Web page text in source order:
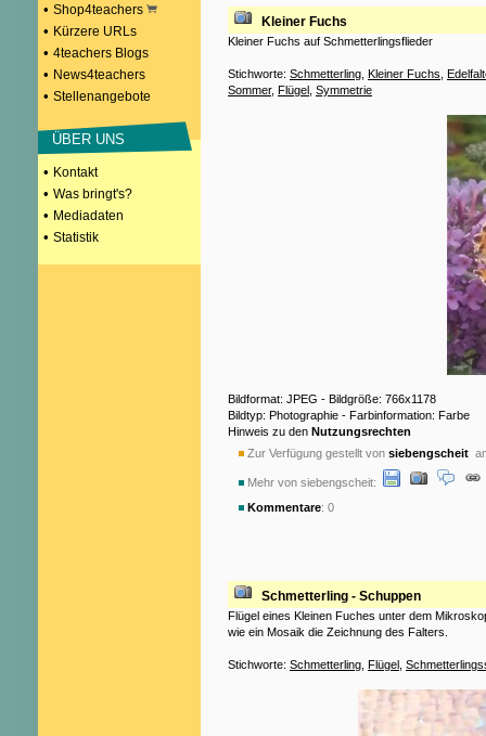
• Shop4teachers
• Kürzere URLs
• 4teachers Blogs
• News4teachers
• Stellenangebote
ÜBER UNS
• Kontakt
• Was bringt's?
• Mediadaten
• Statistik
Kleiner Fuchs
Kleiner Fuchs auf Schmetterlingsflieder
Stichworte: Schmetterling Kleiner Fuchs
Sommer, Flügel Symmetrie
Bildformat: JPEG - Bildgröße: 766x1178
Bildtyp: Photographie - Farbinformation: Farbe
Hinweis zu den Nutzungsrechten
Zur Verfügung gestellt von siebengscheit
Mehr von siebengscheit:
Kommentare: 0
Schmetterling - Schuppen
Flügel eines Kleinen Fuches unter dem
wie ein Mosaik die Zeichnung des Falters.
Stichworte: Schmetterling Flügel